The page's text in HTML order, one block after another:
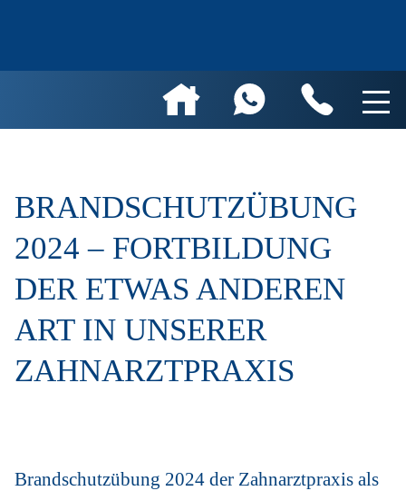
BRANDSCHUTZÜBUNG
2024 – FORTBILDUNG
DER ETWAS ANDEREN
ART IN UNSERER
ZAHNARZTPRAXIS
Brandschutzübung 2024 der Zahnarztpraxis als